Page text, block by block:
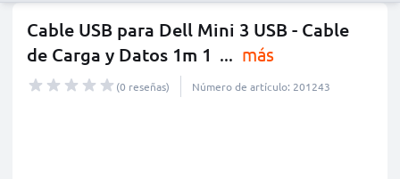
Cable USB para Dell Mini 3 USB - Cable
de Carga y Datos 1m 1 ... más
(0 reseñas) Número de artículo: 201243